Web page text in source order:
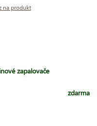
na produkt
zapalovače
zdarma